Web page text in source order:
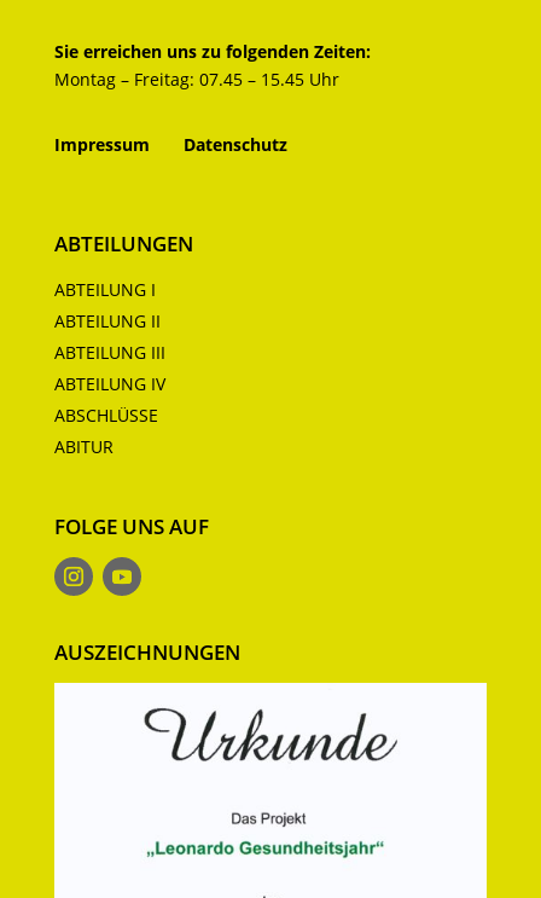
Sie erreichen uns zu folgenden Zeiten:
Montag – Freitag: 07.45 – 15.45 Uhr
Impressum Datenschutz
ABTEILUNGEN
ABTEILUNG I
ABTEILUNG II
ABTEILUNG III
ABTEILUNG IV
ABSCHLÜSSE
ABITUR
FOLGE UNS AUF
AUSZEICHNUNGEN